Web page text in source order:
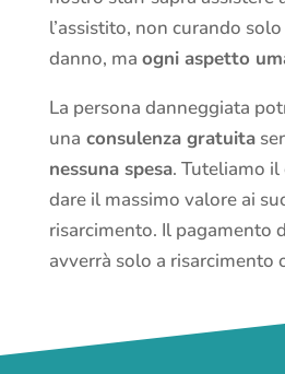
l’assistito, non curando
danno, ma ogni aspetto
La persona danneggiata
una consulenza gratuita
nessuna spesa. Tuteliamo
dare il massimo valore ai
risarcimento. Il pagamento
avverrà solo a risarcimento